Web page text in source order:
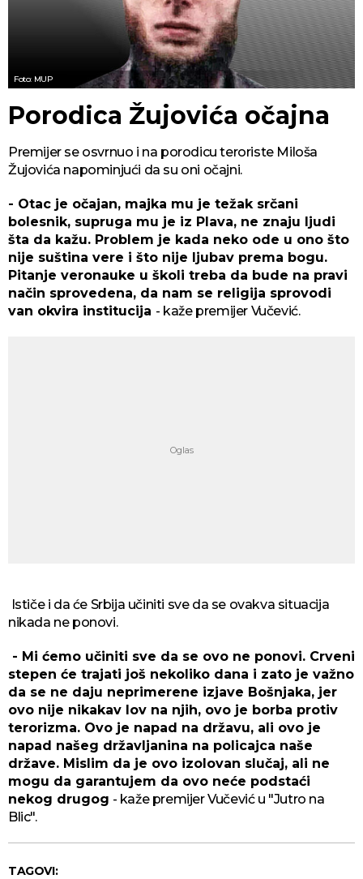
Foto: MUP
Porodica Žujovića očajna
Premijer se osvrnuo i na porodicu teroriste Miloša
Žujovića napominjući da su oni očajni.
- Otac je očajan, majka mu je težak srčani
bolesnik, supruga mu je iz Plava, ne znaju ljudi
šta da kažu. Problem je kada neko ode u ono što
nije suština vere i što nije ljubav prema bogu.
Pitanje veronauke u školi treba da bude na pravi
način sprovedena, da nam se religija sprovodi
van okvira institucija - kaže premijer Vučević.
Ističe i da će Srbija učiniti sve da se ovakva situacija
nikada ne ponovi.
- Mi ćemo učiniti sve da se ovo ne ponovi. Crveni
stepen će trajati još nekoliko dana i zato je važno
da se ne daju neprimerene izjave Bošnjaka, jer
ovo nije nikakav lov na njih, ovo je borba protiv
terorizma. Ovo je napad na državu, ali ovo je
napad našeg državljanina na policajca naše
države. Mislim da je ovo izolovan slučaj, ali ne
mogu da garantujem da ovo neće podstaći
nekog drugog - kaže premijer Vučević u "Jutro na
Blic".
TAGOVI: